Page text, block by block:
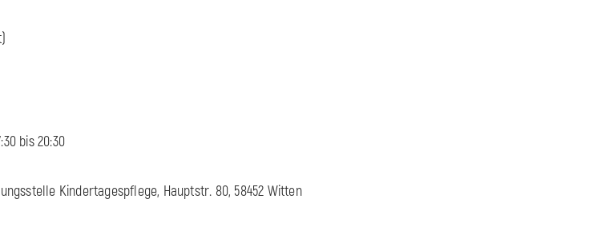
bis20:30
Kindertagespflege, Hauptstr. 80, 58452 Witten